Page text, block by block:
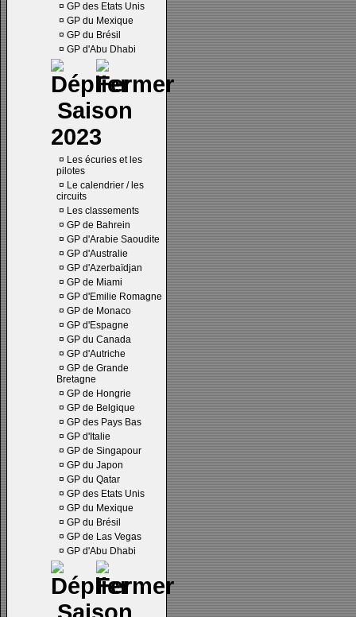
¤ GP des Etats Unis
¤ GP du Mexique
¤ GP du Brésil
¤ GP d'Abu Dhabi
Saison
2023
¤ Les écuries et les
pilotes
¤ Le calendrier / les
circuits
¤ Les classements
¤ GP de Bahrein
¤ GP d'Arabie Saoudite
¤ GP d'Australie
¤ GP d'Azerbaïdjan
¤ GP de Miami
¤ GP d'Emilie Romagne
¤ GP de Monaco
¤ GP d'Espagne
¤ GP du Canada
¤ GP d'Autriche
¤ GP de Grande
Bretagne
¤ GP de Hongrie
¤ GP de Belgique
¤ GP des Pays Bas
¤ GP d'Italie
¤ GP de Singapour
¤ GP du Japon
¤ GP du Qatar
¤ GP des Etats Unis
¤ GP du Mexique
¤ GP du Brésil
¤ GP de Las Vegas
¤ GP d'Abu Dhabi